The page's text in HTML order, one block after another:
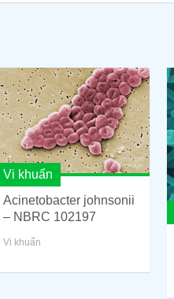
Vi khuẩn
Acinetobacter johnsonii
– NBRC 102197
Vi khuẩn